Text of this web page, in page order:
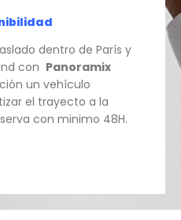
dentro de París y
con Panoramix
un vehículo
el trayecto a la
con minimo 48H.